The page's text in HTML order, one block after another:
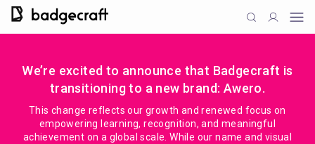
We’re excited to announce that Badgecraft is
transitioning to a new brand: Awero.
This change reflects our growth and renewed focus on
empowering learning, recognition, and meaningful
achievement on a global scale. While our name and visual